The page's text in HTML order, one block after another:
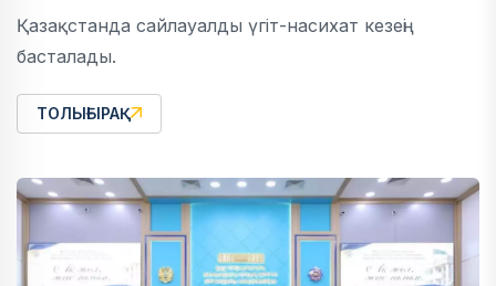
Қазақстанда сайлауалды үгіт-насихат кезеңі
басталады.
ТОЛЫҒЫРАҚ